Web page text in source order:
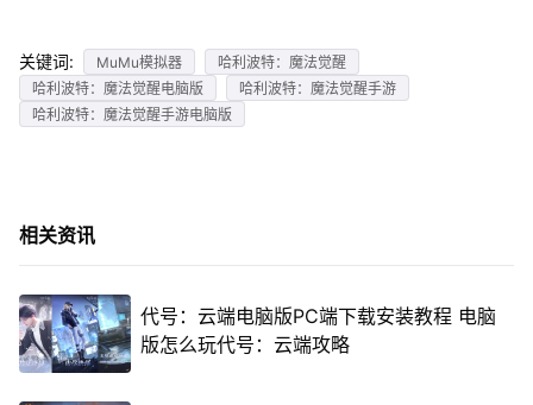
关键词: MuMu模拟器
哈利波特：魔法觉醒
哈利波特：魔法觉醒电脑版
哈利波特：魔法觉醒手游
哈利波特：魔法觉醒手游电脑版
相关资讯
代号：云端电脑版PC端下载安装教程 电脑
版怎么玩代号：云端攻略